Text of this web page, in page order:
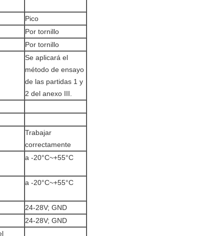
Pico
Por tornillo
Por tornillo
Se aplicará el
método de ensayo
de las partidas 1 y
2 del anexo III.
Trabajar
correctamente
a -20°C~+55°C
a -20°C~+55°C
24-28V; GND
24-28V; GND